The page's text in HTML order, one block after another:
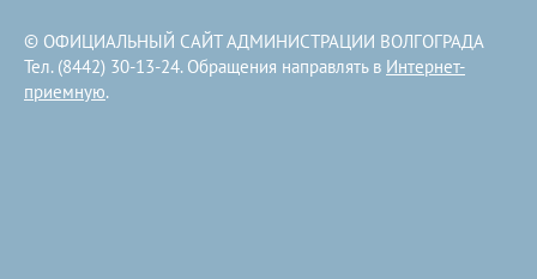
© ОФИЦИАЛЬНЫЙ САЙТ АДМИНИСТРАЦИИ ВОЛГОГРАДА
Тел. (8442) 30-13-24. Обращения направлять в Интернет-
приемную.